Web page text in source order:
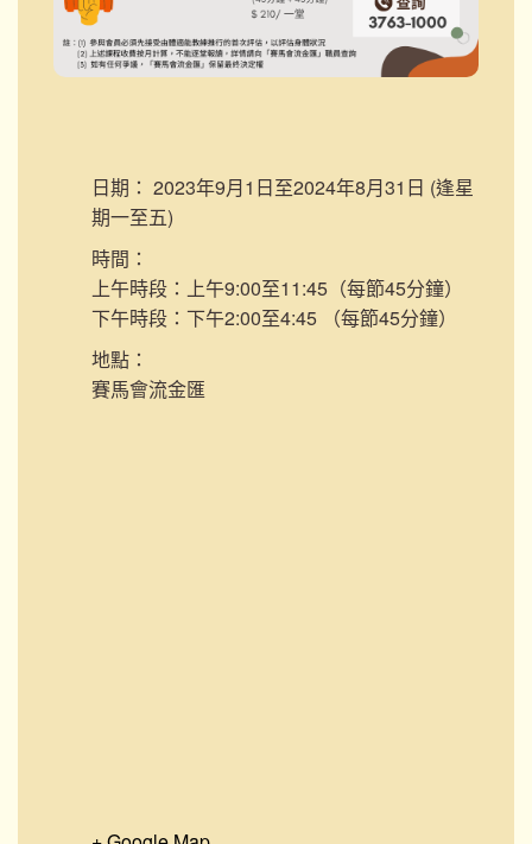
日期： 2023年9月1日至2024年8月31日 (逢星
期一至五)
時間：
上午時段：上午9:00至11:45（每節45分鐘）
下午時段：下午2:00至4:45 （每節45分鐘）
地點：
賽馬會流金匯